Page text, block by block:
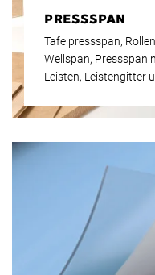
PRESSSPAN
Tafelpressspan,
Wellspan, Pressspan
Leisten, Leistengitter